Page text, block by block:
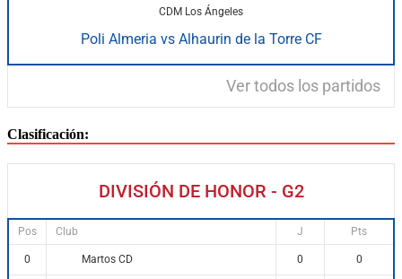
CDM Los Ángeles
Poli Almeria vs Alhaurin de la Torre CF
Ver todos los partidos
Clasificación:
DIVISIÓN DE HONOR - G2
Pos Club J Pts
0 Martos CD 0 0